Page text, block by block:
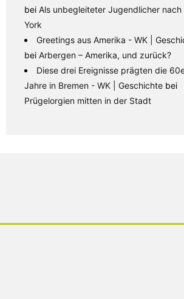
bei Als unbegleiteter Jugendlicher nach
York
Greetings aus Amerika - WK |
bei Arbergen – Amerika, und zurück?
Diese drei Ereignisse prägten die
Jahre in Bremen - WK | Geschichte bei
Prügelorgien mitten in der Stadt